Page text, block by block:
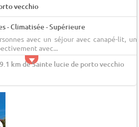
vecchio
- Climatisée - Supérieure
avec un séjour avec canapé-lit,
avec...
km de Sainte lucie de porto vecchio